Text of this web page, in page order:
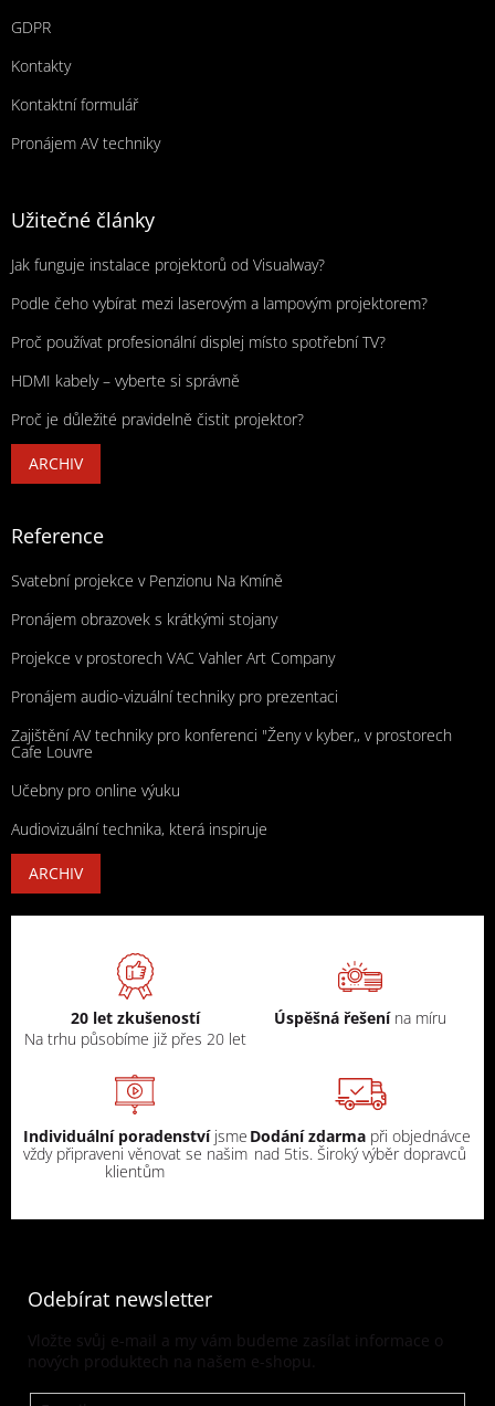
GDPR
Kontakty
Kontaktní formulář
Pronájem AV techniky
Užitečné články
Jak funguje instalace projektorů od Visualway?
Podle čeho vybírat mezi laserovým a lampovým projektorem?
Proč používat profesionální displej místo spotřební TV?
HDMI kabely – vyberte si správně
Proč je důležité pravidelně čistit projektor?
ARCHIV
Reference
Svatební projekce v Penzionu Na Kmíně
Pronájem obrazovek s krátkými stojany
Projekce v prostorech VAC Vahler Art Company
Pronájem audio-vizuální techniky pro prezentaci
Zajištění AV techniky pro konferenci "Ženy v kyber,, v prostorech
Cafe Louvre
Učebny pro online výuku
Audiovizuální technika, která inspiruje
ARCHIV
20 let zkušeností
Na trhu působíme již přes 20 let
Úspěšná řešení na míru
Individuální poradenstvíjsme
vždy připraveni věnovat se našim
klientům
Dodání zdarma při objednávce
nad 5tis. Široký výběr dopravců
Odebírat newsletter
Vložte svůj e-mail a my vám budeme zasílat informace o
nových produktech na našem e-shopu.